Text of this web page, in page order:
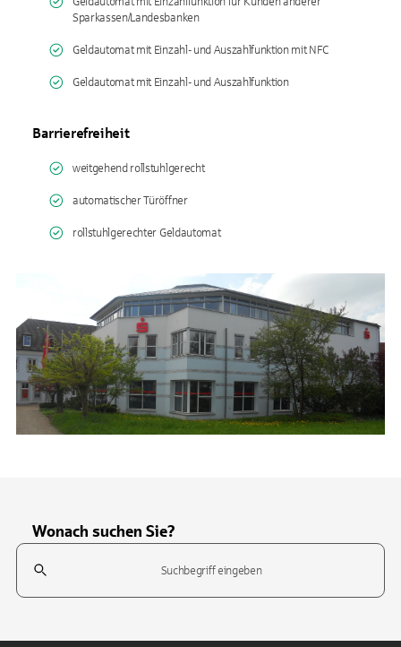
Sparkassen/Landesbanken
Geldautomat mit Einzahl- und Auszahlfunktion mit NFC
Geldautomat mit Einzahl- und Auszahlfunktion
Barrierefreiheit
weitgehend rollstuhlgerecht
automatischer Türöffner
rollstuhlgerechter Geldautomat
Wonach suchen Sie?
Suchfeld